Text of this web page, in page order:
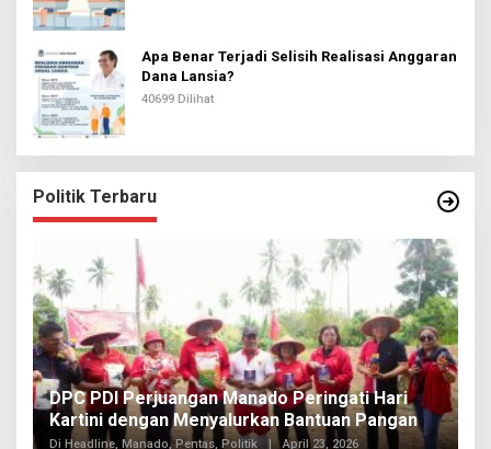
Apa Benar Terjadi Selisih Realisasi Anggaran
Dana Lansia?
40699 Dilihat
Politik Terbaru
DPC PDI Perjuangan Manado Peringati Hari
Kartini dengan Menyalurkan Bantuan Pangan
Di Headline, Manado, Pentas, Politik April 23, 2026